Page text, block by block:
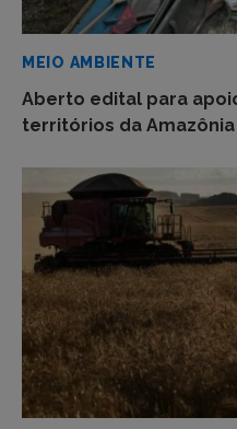
MEIO AMBIENTE
Aberto edital para
territórios da